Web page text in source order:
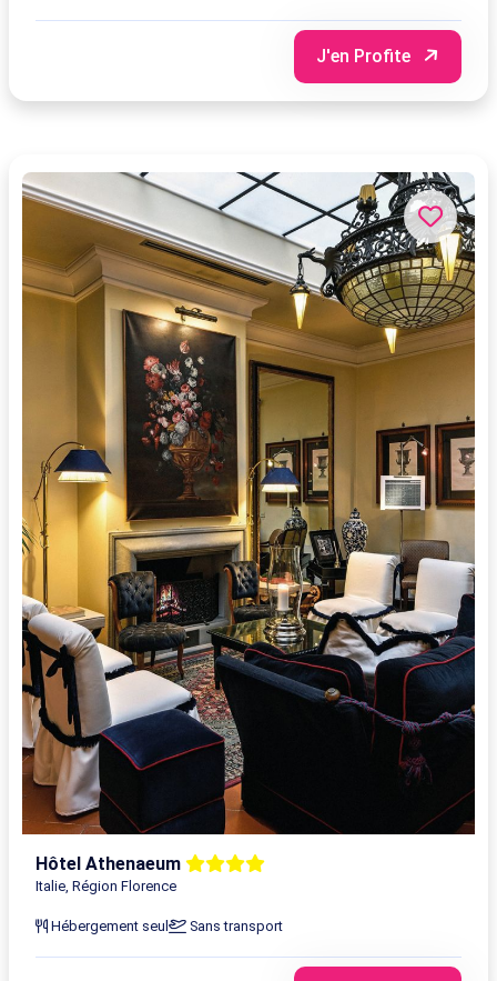
J'en Profite
Hôtel Athenaeum
Italie, Région Florence
Hébergement seul Sans transport